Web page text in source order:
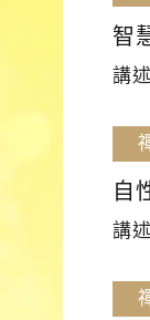
智
講
自
講